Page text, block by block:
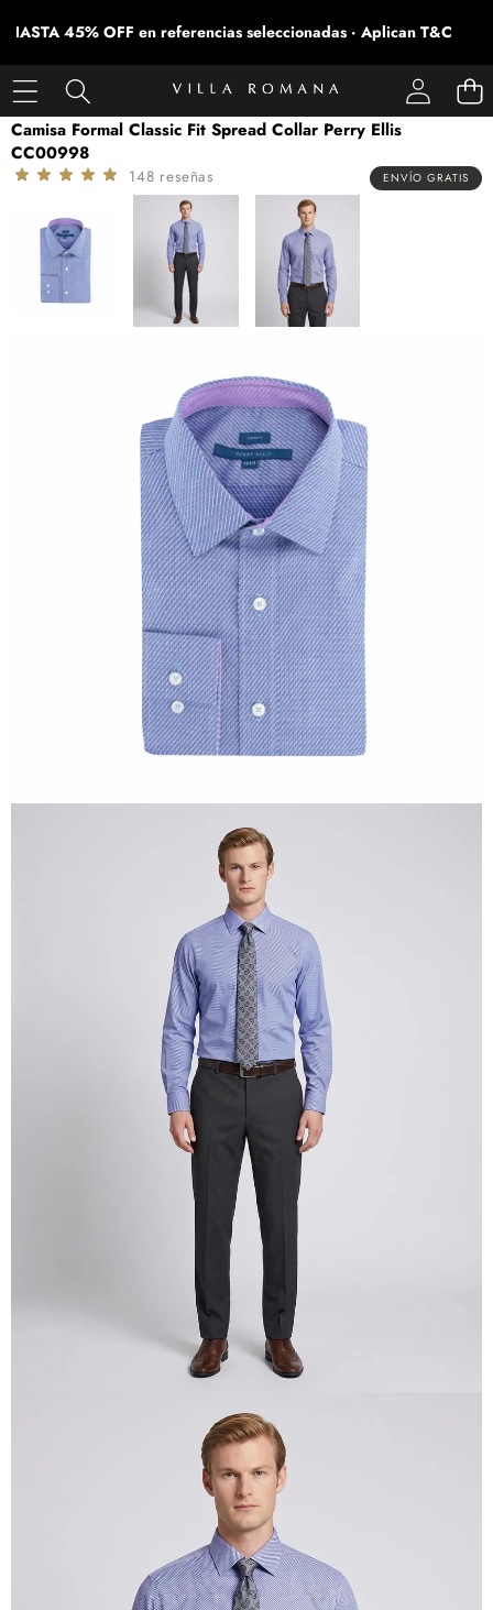
HASTA 45% OFF en referencias seleccionadas · Aplican T&C
SALTAR A LA INFORMACIÓN DEL PRODUCTO
ABRIR
IMAGEN
EN
PANTALLA
COMPLETA
IMAGEN
EN
PANTALLA
COMPLETA
Camisa Formal Classic Fit Spread Collar Perry Ellis
CC00998
148 reseñas ENVÍO GRATIS